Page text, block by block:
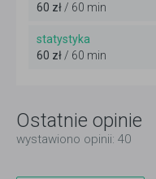
60 zł/ 60 min
statystyka
60 zł/ 60 min
Ostatnie opinie
wystawiono opinii: 40